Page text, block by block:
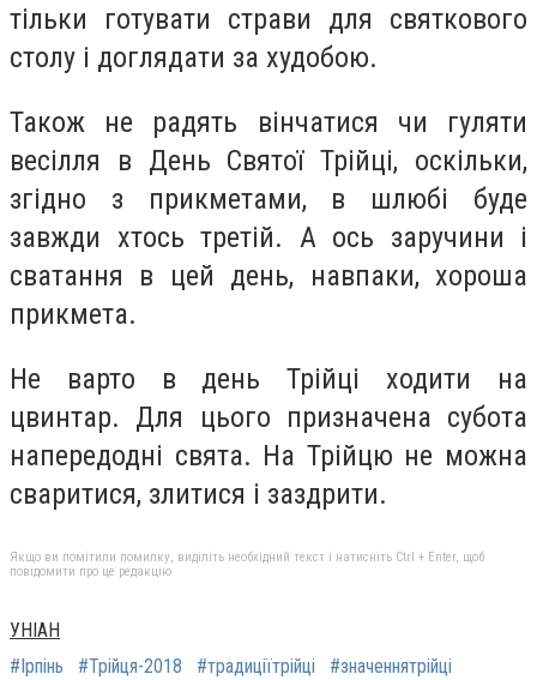
тільки готувати страви для святкового
столу і доглядати за худобою.
Також не радять вінчатися чи гуляти
весілля в День Святої Трійці, оскільки,
згідно з прикметами, в шлюбі буде
завжди хтось третій. А ось заручини і
сватання в цей день, навпаки, хороша
прикмета.
Не варто в день Трійці ходити на
цвинтар. Для цього призначена субота
напередодні свята. На Трійцю не можна
сваритися, злитися і заздрити.
Якщо ви помітили помилку, виділіть необхідний текст і натисніть Ctrl + Enter, щоб
повідомити про це редакцію
УНІАН
#Ірпінь
#Трійця-2018 #традиціїтрійці #значеннятрійці